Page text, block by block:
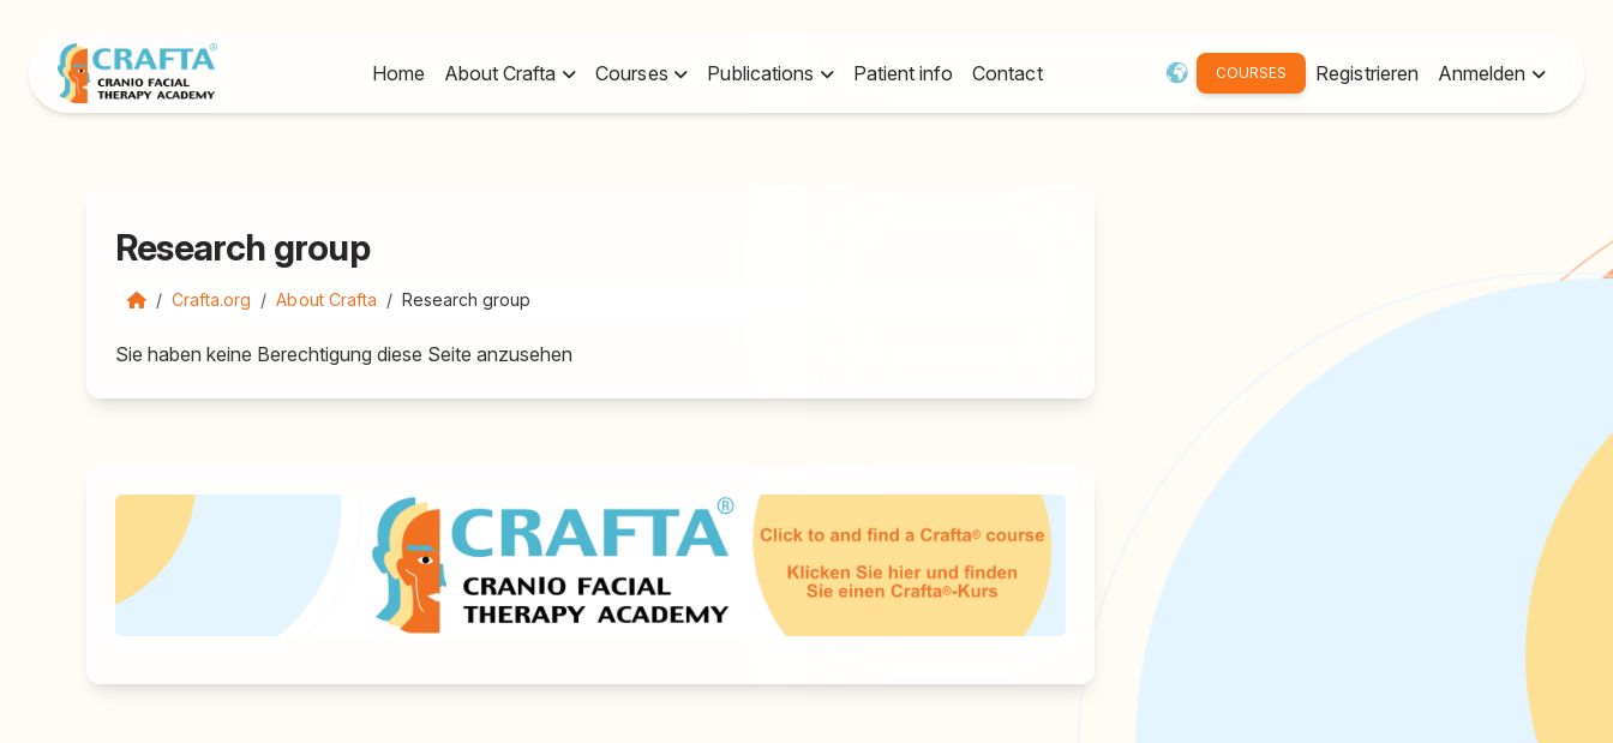
Home About Crafta Courses Publications Patient info Contact COURSES Registrieren Anmelden
Research group
Crafta.org About Crafta Research group
Sie haben keine Berechtigung diese Seite anzusehen